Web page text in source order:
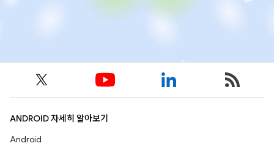
ANDROID 자세히 알아보기
Android